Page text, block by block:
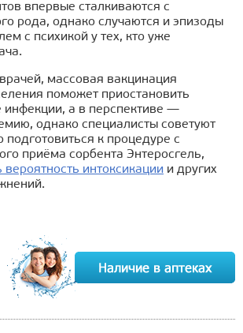
впервые сталкиваются с
рода, однако случаются и эпизоды
с психикой у тех, кто уже
массовая вакцинация
поможет приостановить
инфекции, а в перспективе —
однако специалисты советуют
подготовиться к процедуре с
приёма сорбента Энтеросгель,
интоксикации и других